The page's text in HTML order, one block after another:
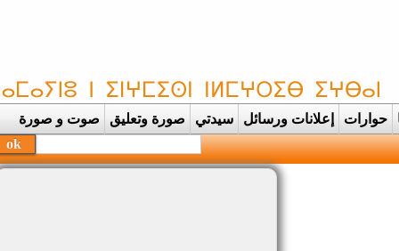
حوارات إعلانات ورسائل سيدتي صورة وتعليق صوت و صورة